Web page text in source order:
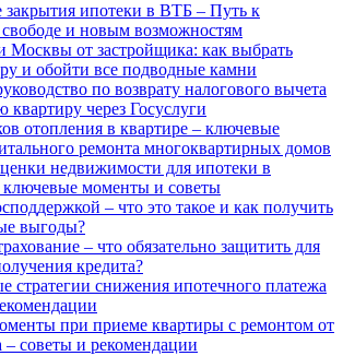
закрытия ипотеки в ВТБ – Путь к
и новым возможностям
Москвы от застройщика: как выбрать
и обойти все подводные камни
по возврату налогового вычета
квартиру через Госуслуги
отопления в квартире – ключевые
ремонта многоквартирных домов
недвижимости для ипотеки в
ключевые моменты и советы
– что это такое и как получить
выгоды?
– что обязательно защитить для
кредита?
стратегии снижения ипотечного платежа
при приеме квартиры с ремонтом от
– советы и рекомендации